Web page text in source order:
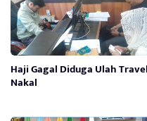
Haji Gagal Diduga Ulah Travel
Nakal